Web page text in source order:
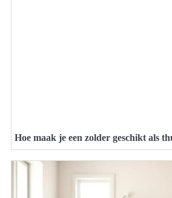
Hoe maak je een zolder geschikt als